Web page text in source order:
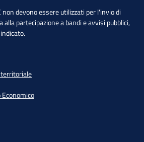
non devono essere utilizzati per l'invio di
partecipazione a bandi e avvisi pubblici,
territoriale